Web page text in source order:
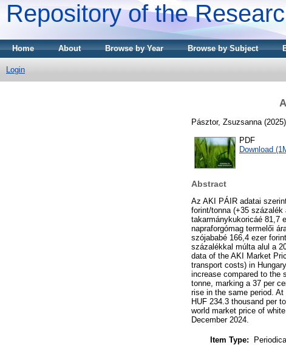
Repository of the
Home About Browse by Year Browse by Subject
Login
Pásztor, Zsuzsanna
PDF
Download
Abstract
Az AKI PÁIR adatai
forint/tonna (+35
takarmánykukoricáé 81,7
napraforgómag termelői
szójababé 166,4 ezer
százalékkal múlta alul a
data of the AKI Market
transport costs) in
increase compared to the
tonne, marking a 37 per
rise in the same period.
HUF 234.3 thousand per
world market price of
December 2024.
Item Type: